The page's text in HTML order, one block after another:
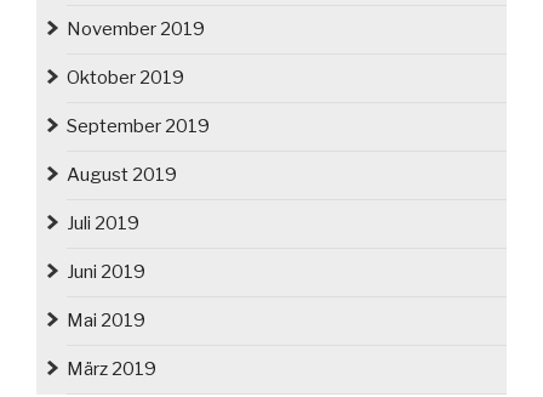
November 2019
Oktober 2019
September 2019
August 2019
Juli 2019
Juni 2019
Mai 2019
März 2019